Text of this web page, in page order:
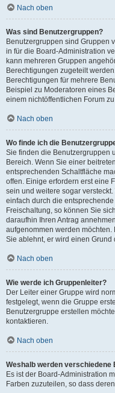
Nach oben
Was sind Benutzergruppen?
Benutzergruppen sind Gruppen
in für die Board-Administration
kann mehreren Gruppen
Berechtigungen zugeteilt
Berechtigungen für mehrere
Beispiel zu Moderatoren eines
einem nichtöffentlichen Forum
Nach oben
Wo finde ich die
Sie finden die Benutzergruppen
Bereich. Wenn Sie einer
entsprechenden Schaltfläche
offen. Einige erfordern erst eine
sein und weitere sogar
einfach durch die
Freischaltung, so können Sie
daraufhin Ihren Antrag
aufgenommen werden
Sie ablehnt, er wird einen Grund
Nach oben
Wie werde ich Gruppenleiter?
Der Leiter einer Gruppe wird
festgelegt, wenn die Gruppe
Benutzergruppe erstellen
kontaktieren.
Nach oben
Weshalb werden
Es ist der Board-Administration
Farben zuzuteilen, so dass